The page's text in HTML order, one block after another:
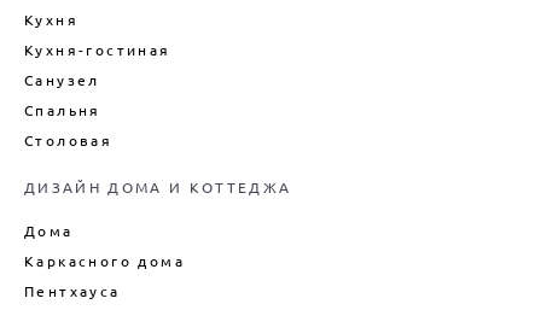
ЦЕНЫ НА ПРОЕКТИРОВАНИЕ
Кухня
Кухня-гостиная
Санузел
Спальня
Столовая
ДИЗАЙН ДОМА И КОТТЕДЖА
Дома
Каркасного дома
Пентхауса